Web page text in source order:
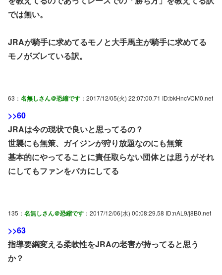
では無い。
JRAが騎手に求めてるモノと大手馬主が騎手に求めてる
モノがズレている訳。
63： 名無しさん＠恐縮です ：2017/12/05(火) 22:07:00.71 ID:bkHncVCM0.net
>>60
JRAは今の現状で良いと思ってるの？
世襲にも無策、ガイジンが狩り放題なのにも無策
基本的にやってることに責任取らない団体とは思うがそれ
にしてもファンをバカにしてる
135： 名無しさん＠恐縮です ：2017/12/06(水) 00:08:29.58 ID:nAL9/j8B0.net
>>63
指導要綱変える柔軟性をJRAの老害が持ってると思う
か？